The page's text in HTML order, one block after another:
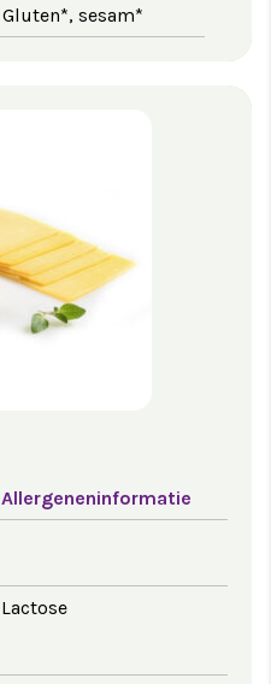
Gluten*, sesam*
Allergeneninformatie
Lactose